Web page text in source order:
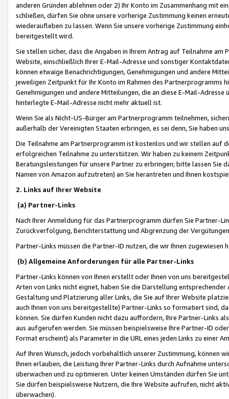
anderen Gründen ablehnen oder 2) Ihr Konto im Zusammenhang mit
schließen, dürfen Sie ohne unsere vorherige Zustimmung keinen
wiederaufleben zu lassen. Wenn Sie unsere vorherige Zustimmung
bereitgestellt wird.
Sie stellen sicher, dass die Angaben in Ihrem Antrag auf Teilnahme
Website, einschließlich Ihrer E-Mail-Adresse und sonstiger
können etwaige Benachrichtigungen, Genehmigungen und andere
jeweiligen Zeitpunkt für Ihr Konto im Rahmen des Partnerprogramms
Genehmigungen und andere Mitteilungen, die an diese E-Mail-
hinterlegte E-Mail-Adresse nicht mehr aktuell ist.
Wenn Sie als Nicht-US-Bürger am Partnerprogramm teilnehmen,
außerhalb der Vereinigten Staaten erbringen, es sei denn, Sie haben
Die Teilnahme am Partnerprogramm ist kostenlos und wir stellen auf
erfolgreichen Teilnahme zu unterstützen. Wir haben zu keinem
Beratungsleistungen für unsere Partner zu erbringen; bitte lassen Sie
Namen von Amazon aufzutreten) an Sie herantreten und Ihnen
2. Links auf Ihrer Website
(a) Partner-Links
Nach Ihrer Anmeldung für das Partnerprogramm dürfen Sie Partner-
Zurückverfolgung, Berichterstattung und Abgrenzung der
Partner-Links müssen die Partner-ID nutzen, die wir Ihnen zugewiesen
(b) Allgemeine Anforderungen für alle Partner-Links
Partner-Links können von Ihnen erstellt oder Ihnen von uns
Arten von Links nicht eignet, haben Sie die Darstellung
Gestaltung und Platzierung aller Links, die Sie auf Ihrer Website
auch Ihnen von uns bereitgestellte) Partner-Links so formatiert sind,
können. Sie dürfen Kunden nicht dazu auffordern, Ihre Partner-Links
aus aufgerufen werden. Sie müssen beispielsweise Ihre Partner-ID
Format erscheint) als Parameter in die URL eines jeden Links zu einer
Auf Ihren Wunsch, jedoch vorbehaltlich unserer Zustimmung, können
Ihnen erlauben, die Leistung Ihrer Partner-Links durch Aufnahme
überwachen und zu optimieren. Unter keinen Umständen dürfen Sie
Sie dürfen beispielsweise Nutzern, die Ihre Website aufrufen, nicht
überwachen).